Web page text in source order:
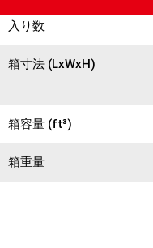
入り数
箱寸法 (LxWxH)
箱容量 (ft³)
箱重量